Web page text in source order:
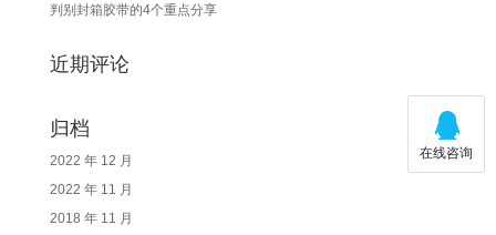
判别封箱胶带的4个重点分享
近期评论
归档
2022 年 12 月
2022 年 11 月
2018 年 11 月